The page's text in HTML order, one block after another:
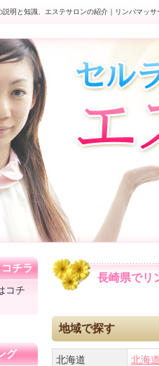
説明と知識、エステサロンの紹介｜リンパマッ
長崎県でリ
地域で探す
北海道
北海
チラ
コチ
グ